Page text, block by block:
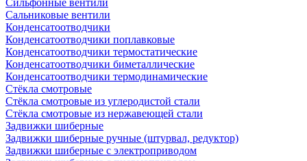
Сильфонные вентили
Сальниковые вентили
Конденсатоотводчики
Конденсатоотводчики поплавковые
Конденсатоотводчики термостатические
Конденсатоотводчики биметаллические
Конденсатоотводчики термодинамические
Стёкла смотровые
Стёкла смотровые из углеродистой стали
Стёкла смотровые из нержавеющей стали
Задвижки шиберные
Задвижки шиберные ручные (штурвал, редуктор)
Задвижки шиберные с электроприводом